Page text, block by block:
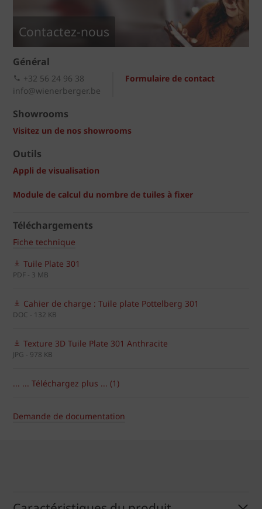
Contactez-nous
Général
Formulaire de contact
+32 56 24 96 38
info@wienerberger.be
Showrooms
Visitez un de nos showrooms
Outils
Appli de visualisation
Module de calcul du nombre de tuiles à fixer
Téléchargements
Fiche technique
Tuile Plate 301
PDF - 3 MB
Cahier de charge : Tuile plate Pottelberg 301
DOC - 132 KB
Texture 3D Tuile Plate 301 Anthracite
JPG - 978 KB
... ... Téléchargez plus ... (1)
Demande de documentation